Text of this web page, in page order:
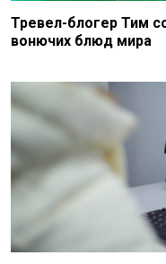
Тревел-блогер Тим
вонючих блюд мира